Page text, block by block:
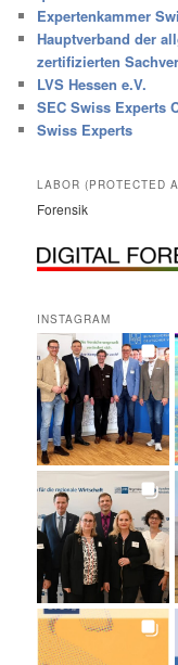
Expertenkammer
Hauptverband der
zertifizierten
LVS Hessen e.V.
SEC Swiss Experts
Swiss Experts
LABOR (PROTECTED
Forensik
INSTAGRAM